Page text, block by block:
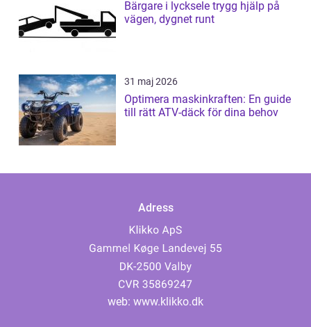
Bärgare i lycksele trygg hjälp på
vägen, dygnet runt
31 maj 2026
Optimera maskinkraften: En guide
till rätt ATV-däck för dina behov
Adress
web: www.klikko.dk